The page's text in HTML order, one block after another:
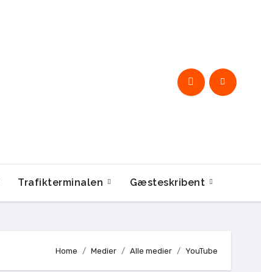
Trafikterminalen Gæsteskribent
Home Medier Alle medier YouTube